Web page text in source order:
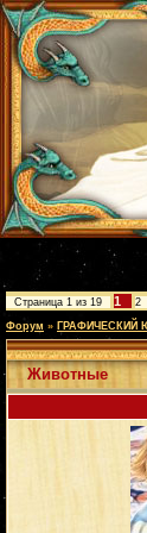
Страница 1 из 19 1 2
Форум » ГРАФИЧЕСКИЙ
Животные